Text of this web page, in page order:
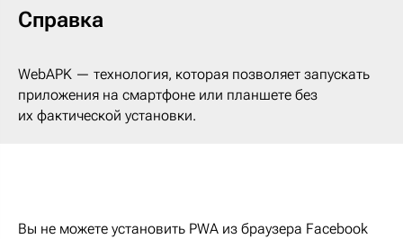
Справка
WebAPK — технология, которая позволяет запускать
приложения на смартфоне или планшете без
их фактической установки.
Вы не можете установить PWA из браузера Facebook